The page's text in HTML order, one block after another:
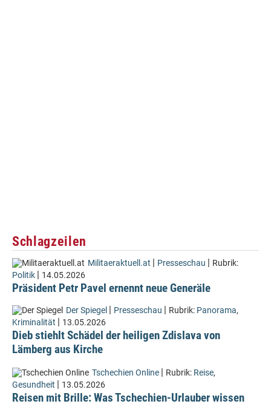
Schlagzeilen
Militaeraktuell.at | Presseschau | Rubrik:
Politik | 14.05.2026
Präsident Petr Pavel ernennt neue Generäle
Der Spiegel | Presseschau | Rubrik: Panorama,
Kriminalität | 13.05.2026
Dieb stiehlt Schädel der heiligen Zdislava von
Lämberg aus Kirche
Tschechien Online | Rubrik: Reise,
Gesundheit | 13.05.2026
Reisen mit Brille: Was Tschechien-Urlauber wissen